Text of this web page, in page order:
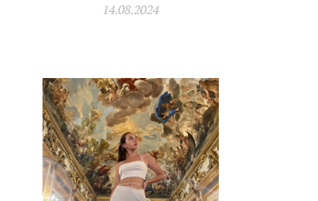
14.08.2024